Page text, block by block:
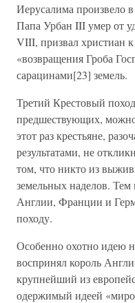
Иерусалима произвело
Папа Урбан III умер от
VIII, призвал христиан
«возвращения Гроба
сарацинами[23] земель.
Третий Крестовый
предшествующих,
этот раз крестьяне,
результатами, не
том, что никто из
земельных наделов. Тем
Англии, Франции и
походу.
Особенно охотно идею
воспринял король
крупнейший из
одержимый идеей